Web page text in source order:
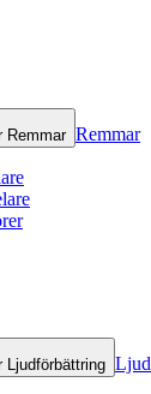
Remmar Remmar
Ljudförbättring